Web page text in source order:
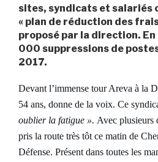
sites, syndicats et salariés
« plan de réduction des
proposé par la direction. En
000 suppressions de
2017.
Devant l’immense tour Areva à la
54 ans, donne de la voix. Ce
oublier la fatigue ». Avec plusieurs
pris la route très tôt ce matin de
Défense. Présent dans toutes les